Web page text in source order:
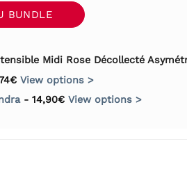
prix
actuel
71,91€.
BUNDLE
Midi Rose Décollecté
€ View options >
- 14,90€ View options >